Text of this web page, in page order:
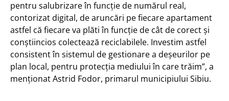
pentru salubrizare în funcție de numărul real,
contorizat digital, de aruncări pe fiecare apartament
astfel că fiecare va plăti în funcție de cât de corect și
conștiincios colectează reciclabilele. Investim astfel
consistent în sistemul de gestionare a deșeurilor pe
plan local, pentru protecția mediului în care trăim”, a
menționat Astrid Fodor, primarul municipiului Sibiu.